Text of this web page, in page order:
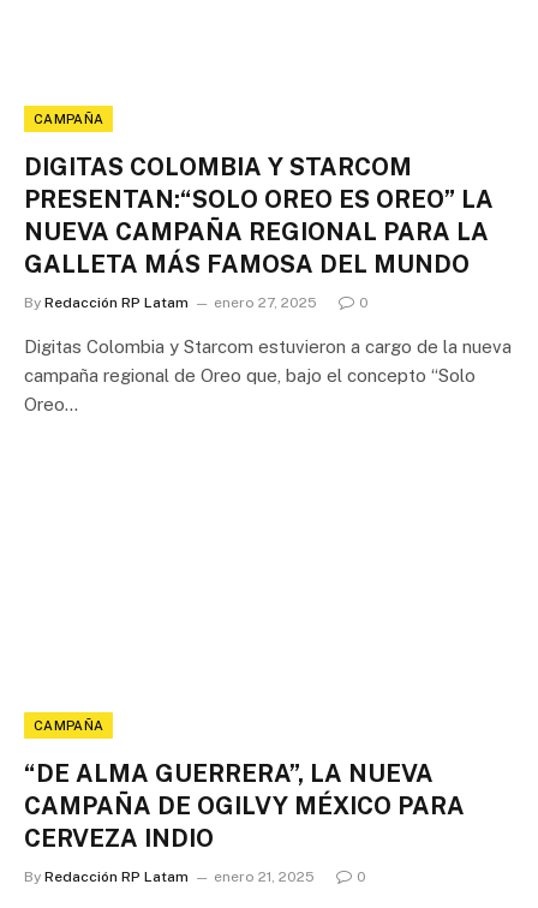
CAMPAÑA
DIGITAS COLOMBIA Y STARCOM
PRESENTAN:“SOLO OREO ES OREO” LA
NUEVA CAMPAÑA REGIONAL PARA LA
GALLETA MÁS FAMOSA DEL MUNDO
By Redacción RP Latam enero 27, 2025 0
Digitas Colombia y Starcom estuvieron a cargo de la nueva
campaña regional de Oreo que, bajo el concepto “Solo
Oreo…
CAMPAÑA
“DE ALMA GUERRERA”, LA NUEVA
CAMPAÑA DE OGILVY MÉXICO PARA
CERVEZA INDIO
By Redacción RP Latam enero 21, 2025 0